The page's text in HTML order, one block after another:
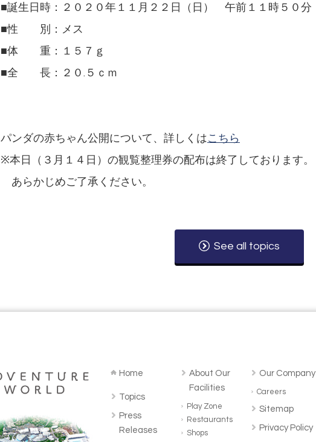
■誕生日時：２０２０年１１月２２日（日） 午前１１時５０分
■性 別：メス
■体 重：１５７ｇ
■全 長：２０.５ｃｍ
パンダの赤ちゃん公開について、詳しくはこちら
※本日（３月１４日）の観覧整理券の配布は終了しております。
あらかじめご了承ください。
See all topics
Home
Topics
Press
Releases
About Our
Facilities
Play Zone
Restaurants
Shops
Our Company
Careers
Sitemap
Privacy Policy